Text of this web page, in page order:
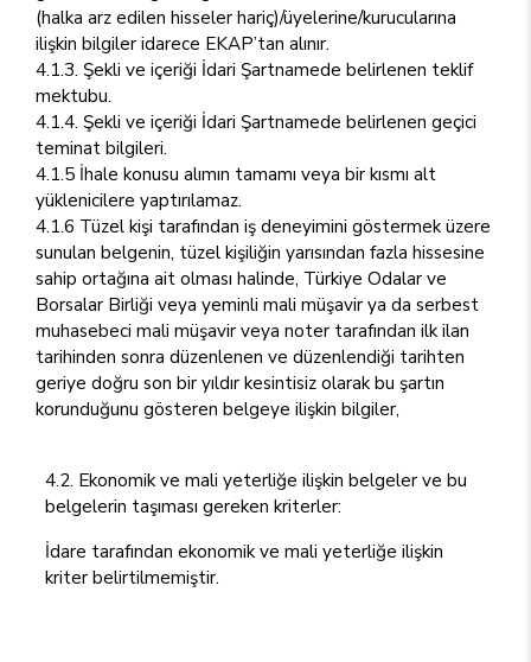
(halka arz edilen hisseler hariç)/üyelerine/kurucularına
ilişkin bilgiler idarece EKAP’tan alınır.
4.1.3. Şekli ve içeriği İdari Şartnamede belirlenen teklif
mektubu.
4.1.4. Şekli ve içeriği İdari Şartnamede belirlenen geçici
teminat bilgileri.
4.1.5 İhale konusu alımın tamamı veya bir kısmı alt
yüklenicilere yaptırılamaz.
4.1.6 Tüzel kişi tarafından iş deneyimini göstermek üzere
sunulan belgenin, tüzel kişiliğin yarısından fazla hissesine
sahip ortağına ait olması halinde, Türkiye Odalar ve
Borsalar Birliği veya yeminli mali müşavir ya da serbest
muhasebeci mali müşavir veya noter tarafından ilk ilan
tarihinden sonra düzenlenen ve düzenlendiği tarihten
geriye doğru son bir yıldır kesintisiz olarak bu şartın
korunduğunu gösteren belgeye ilişkin bilgiler,
4.2. Ekonomik ve mali yeterliğe ilişkin belgeler ve bu
belgelerin taşıması gereken kriterler:
İdare tarafından ekonomik ve mali yeterliğe ilişkin
kriter belirtilmemiştir.